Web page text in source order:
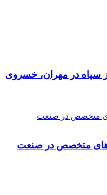
سپاه در مهران، خسروی
متخصص در صنعت